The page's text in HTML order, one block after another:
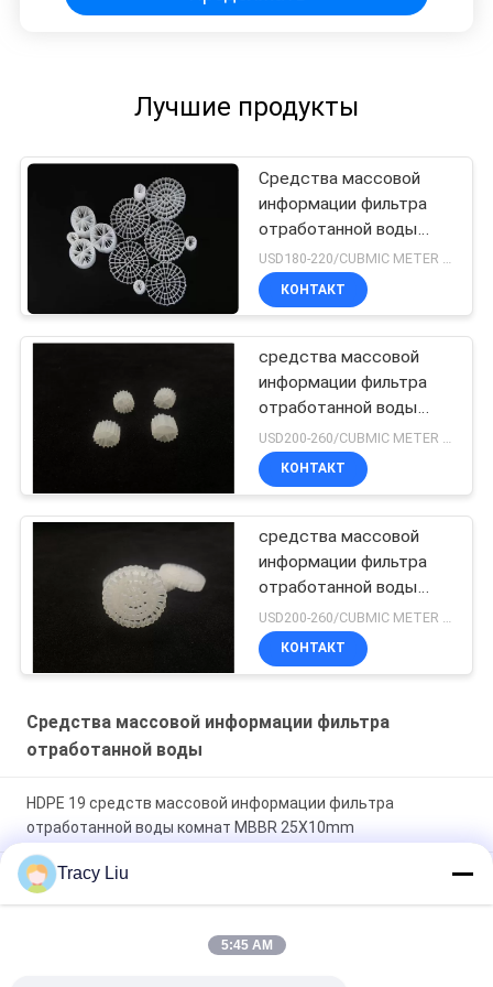
Лучшие продукты
Средства массовой
информации фильтра
отработанной воды
технологии Ifas
USD180-220/CUBMIC METER MOQ:1CubmicMeter
КОНТАКТ
средства массовой
информации фильтра
отработанной воды
10X7mm
КОНТАКТ
средства массовой
информации фильтра
отработанной воды
25X4 mm
КОНТАКТ
Средства массовой информации фильтра
отработанной воды
HDPE 19 средств массовой информации фильтра
отработанной воды комнат MBBR 25X10mm
1000 пластиковых средств массовой информации M2/M3
для обработки сточных вод оборудования FAS
Белая прессформа штранг-прессования средств
Tracy Liu
5:45 AM